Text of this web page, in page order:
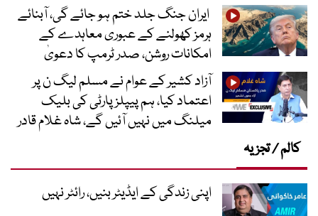
ایران جنگ جلد ختم ہو جائے گی، آبنائے
ہرمز کھولنے کے عبوری معاہدے کے
امکانات روشن، صدر ٹرمپ کا دعویٰ
آزاد کشیر کے عوام نے مسلم لیگ ن پر
اعتماد کیا، ہم پیپلز پارٹی کی بلیک
میلنگ میں نہیں آئیں گے، شاہ غلام قادر
کالم / تجزیہ
اپنی زندگی کے ایڈیٹر بنیں، رائٹر نہیں